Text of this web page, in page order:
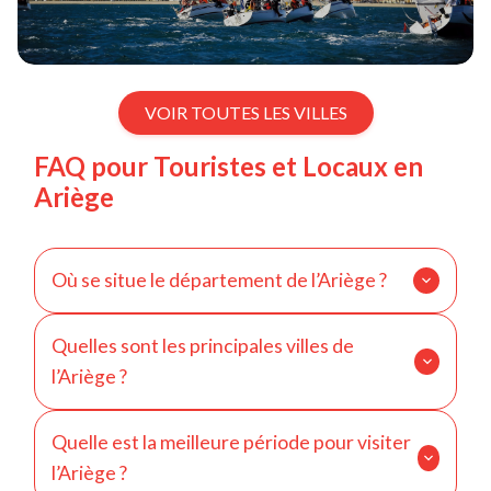
VOIR TOUTES LES VILLES
FAQ pour Touristes et Locaux en
Ariège
Où se situe le département de l’Ariège ?
région Occitanie, dans les Pyrénées à la frontière
espagnole et andorrane.
Quelles sont les principales villes de
l’Ariège ?
Girons.
Quelle est la meilleure période pour visiter
l’Ariège ?